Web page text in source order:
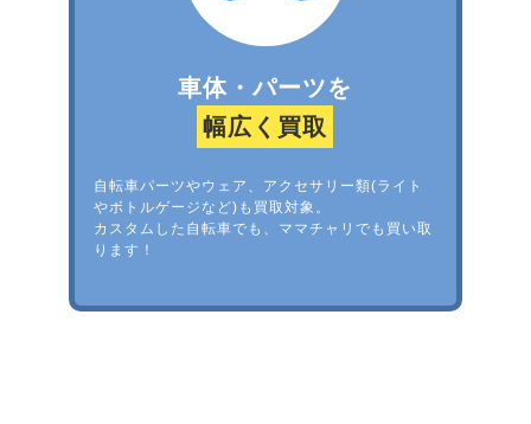
車体・パーツを
幅広く買取
自転車パーツやウェア、アクセサリー類(ライト
やボトルゲージなど)も買取対象。
カスタムした自転車でも、ママチャリでも買い取
ります！